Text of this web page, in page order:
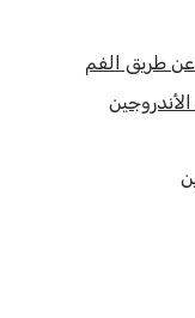
عن طريق الفم